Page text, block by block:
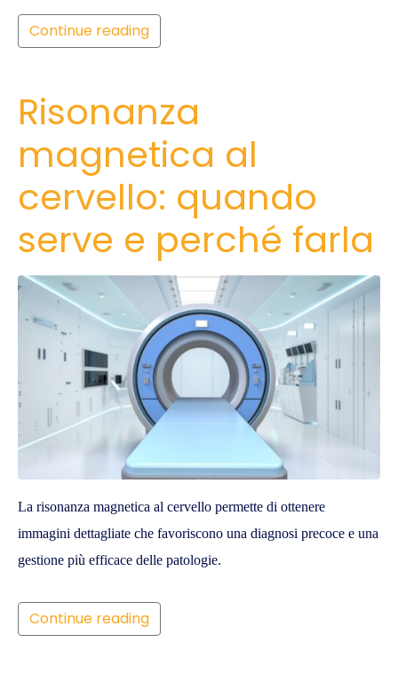
Continue reading
Risonanza
magnetica al
cervello: quando
serve e perché farla
La risonanza magnetica al cervello permette di ottenere
immagini dettagliate che favoriscono una diagnosi precoce e una
gestione più efficace delle patologie.
Continue reading